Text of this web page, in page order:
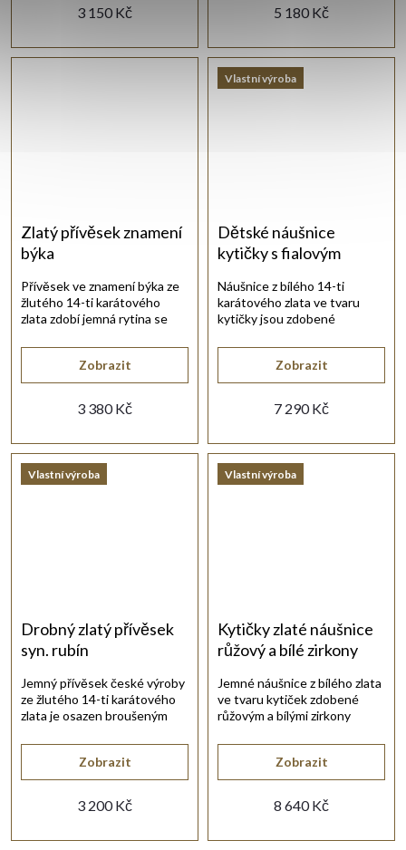
3 150 Kč 5 180 Kč
Zlatý přívěsek znamení
býka
3 380 Kč
Zobrazit
Přívěsek ve znamení býka ze
žlutého 14-ti karátového
zlata zdobí jemná rytina se
Vlastní výroba
Dětské náušnice
kytičky s fialovým
7 290 Kč
Zobrazit
Náušnice z bílého 14-ti
karátového zlata ve tvaru
kytičky jsou zdobené
Vlastní výroba
Drobný zlatý přívěsek
syn. rubín
3 200 Kč
Zobrazit
Jemný přívěsek české výroby
ze žlutého 14-ti karátového
zlata je osazen broušeným
Vlastní výroba
Kytičky zlaté náušnice
růžový a bílé zirkony
8 640 Kč
Zobrazit
Jemné náušnice z bílého zlata
ve tvaru kytiček zdobené
růžovým a bílými zirkony